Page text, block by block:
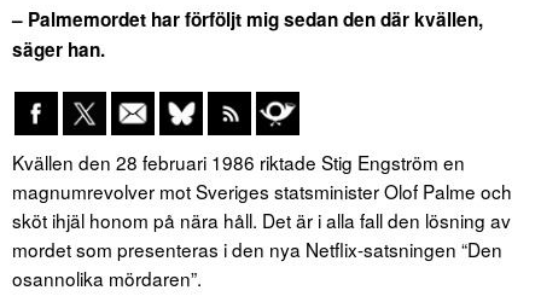
– Palmemordet har förföljt mig sedan den där kvällen,
säger han.
Kvällen den 28 februari 1986 riktade Stig Engström en
magnumrevolver mot Sveriges statsminister Olof Palme och
sköt ihjäl honom på nära håll. Det är i alla fall den lösning av
mordet som presenteras i den nya Netflix-satsningen “Den
osannolika mördaren”.